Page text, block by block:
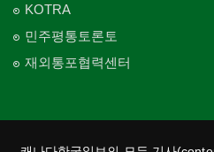
KOTRA
민주평통토론토
재외통포협력센터